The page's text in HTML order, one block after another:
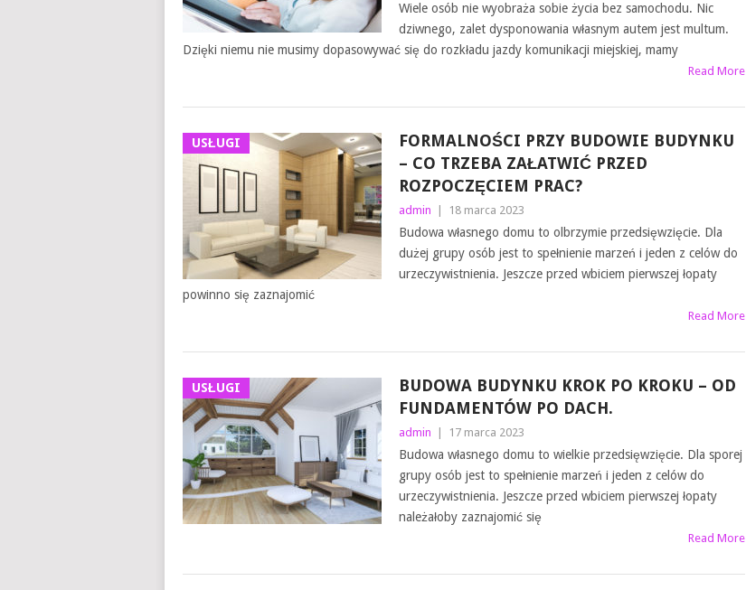
Wiele osób nie wyobraża sobie życia bez samochodu. Nic
dziwnego, zalet dysponowania własnym autem jest multum.
Dzięki niemu nie musimy dopasowywać się do rozkładu jazdy komunikacji miejskiej, mamy
Read More
USŁUGI
FORMALNOŚCI PRZY BUDOWIE BUDYNKU
– CO TRZEBA ZAŁATWIĆ PRZED
ROZPOCZĘCIEM PRAC?
admin 18 marca 2023
Budowa własnego domu to olbrzymie przedsięwzięcie. Dla
dużej grupy osób jest to spełnienie marzeń i jeden z celów do
urzeczywistnienia. Jeszcze przed wbiciem pierwszej łopaty
powinno się zaznajomić
Read More
USŁUGI
BUDOWA BUDYNKU KROK PO KROKU – OD
FUNDAMENTÓW PO DACH.
admin 17 marca 2023
Budowa własnego domu to wielkie przedsięwzięcie. Dla sporej
grupy osób jest to spełnienie marzeń i jeden z celów do
urzeczywistnienia. Jeszcze przed wbiciem pierwszej łopaty
należałoby zaznajomić się
Read More